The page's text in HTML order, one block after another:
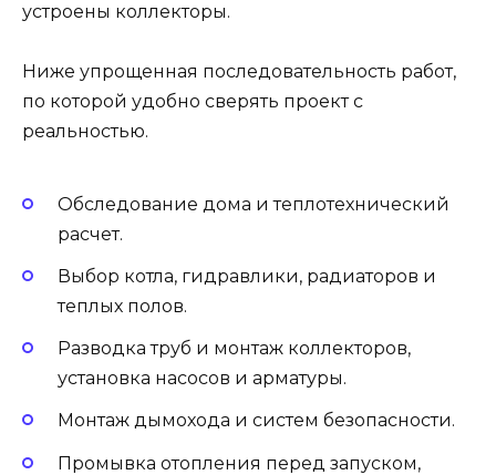
устроены коллекторы.
Ниже упрощенная последовательность работ,
по которой удобно сверять проект с
реальностью.
Обследование дома и теплотехнический
расчет.
Выбор котла, гидравлики, радиаторов и
теплых полов.
Разводка труб и монтаж коллекторов,
установка насосов и арматуры.
Монтаж дымохода и систем безопасности.
Промывка отопления перед запуском,